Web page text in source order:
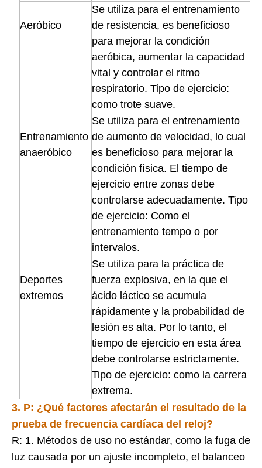
Aeróbico
Se utiliza para el entrenamiento
de resistencia, es beneficioso
para mejorar la condición
aeróbica, aumentar la capacidad
vital y controlar el ritmo
respiratorio. Tipo de ejercicio:
como trote suave.
Entrenamiento
anaeróbico
Se utiliza para el entrenamiento
de aumento de velocidad, lo cual
es beneficioso para mejorar la
condición física. El tiempo de
ejercicio entre zonas debe
controlarse adecuadamente. Tipo
de ejercicio: Como el
entrenamiento tempo o por
intervalos.
Deportes
extremos
Se utiliza para la práctica de
fuerza explosiva, en la que el
ácido láctico se acumula
rápidamente y la probabilidad de
lesión es alta. Por lo tanto, el
tiempo de ejercicio en esta área
debe controlarse estrictamente.
Tipo de ejercicio: como la carrera
extrema.
3. P: ¿Qué factores afectarán el resultado de la
prueba de frecuencia cardíaca del reloj?
R: 1. Métodos de uso no estándar, como la fuga de
luz causada por un ajuste incompleto, el balanceo